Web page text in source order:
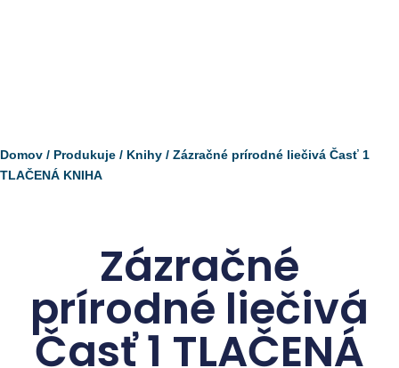
Domov / Produkuje / Knihy / Zázračné prírodné liečivá Časť 1
TLAČENÁ KNIHA
Zázračné
prírodné liečivá
Časť 1 TLAČENÁ